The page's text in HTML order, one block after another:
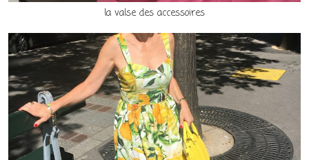
la valse des accessoires